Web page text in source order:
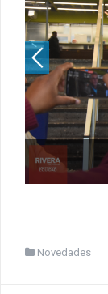
Novedades